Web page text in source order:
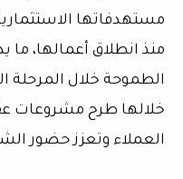
مستهدفاتها
منذ انطلاق أعمالها،
الطموحة خلال المرحلة
خلالها طرح مشروعات
العملاء وتعزز حضور